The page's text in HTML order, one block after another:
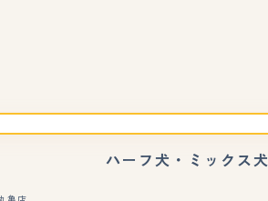
見る
ハーフ犬・ミックス犬